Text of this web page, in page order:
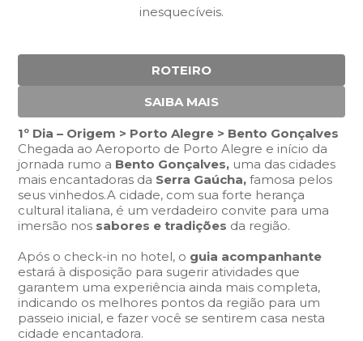
inesquecíveis.
ROTEIRO
SAIBA MAIS
1º Dia – Origem > Porto Alegre > Bento Gonçalves
Chegada ao Aeroporto de Porto Alegre e início da
jornada rumo a Bento Gonçalves, uma das cidades
mais encantadoras da Serra Gaúcha, famosa pelos
seus vinhedos.A cidade, com sua forte herança
cultural italiana, é um verdadeiro convite para uma
imersão nos sabores e tradições da região.
Após o check-in no hotel, o guia acompanhante
estará à disposição para sugerir atividades que
garantem uma experiência ainda mais completa,
indicando os melhores pontos da região para um
passeio inicial, e fazer você se sentirem casa nesta
cidade encantadora.